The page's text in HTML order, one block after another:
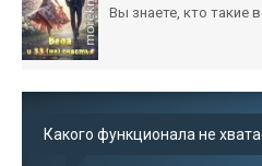
Вы знаете, кто такие
Какого функционала не